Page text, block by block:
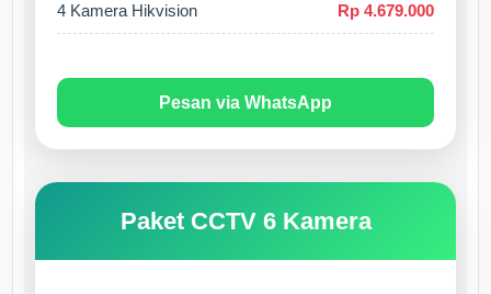
4 Kamera Hikvision Rp 4.679.000
Pesan via WhatsApp
Paket CCTV 6 Kamera